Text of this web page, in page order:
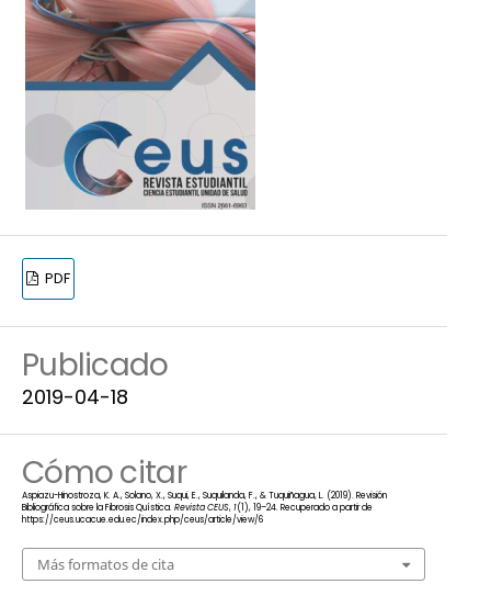
PDF
Publicado
2019-04-18
Cómo citar
Aspiazu-Hinostroza, K. A., Solano, X., Suqui, E., Suquilanda, F., & Tuquiñagua, L. (2019). Revisión
Bibliográfica sobre la Fibrosis Quística.Revista CEUS,1(1), 19–24. Recuperado a partir de
https://ceus.ucacue.edu.ec/index.php/ceus/article/view/6
Más formatos de cita